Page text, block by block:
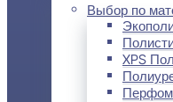
Выбор по
XPS
Перфом